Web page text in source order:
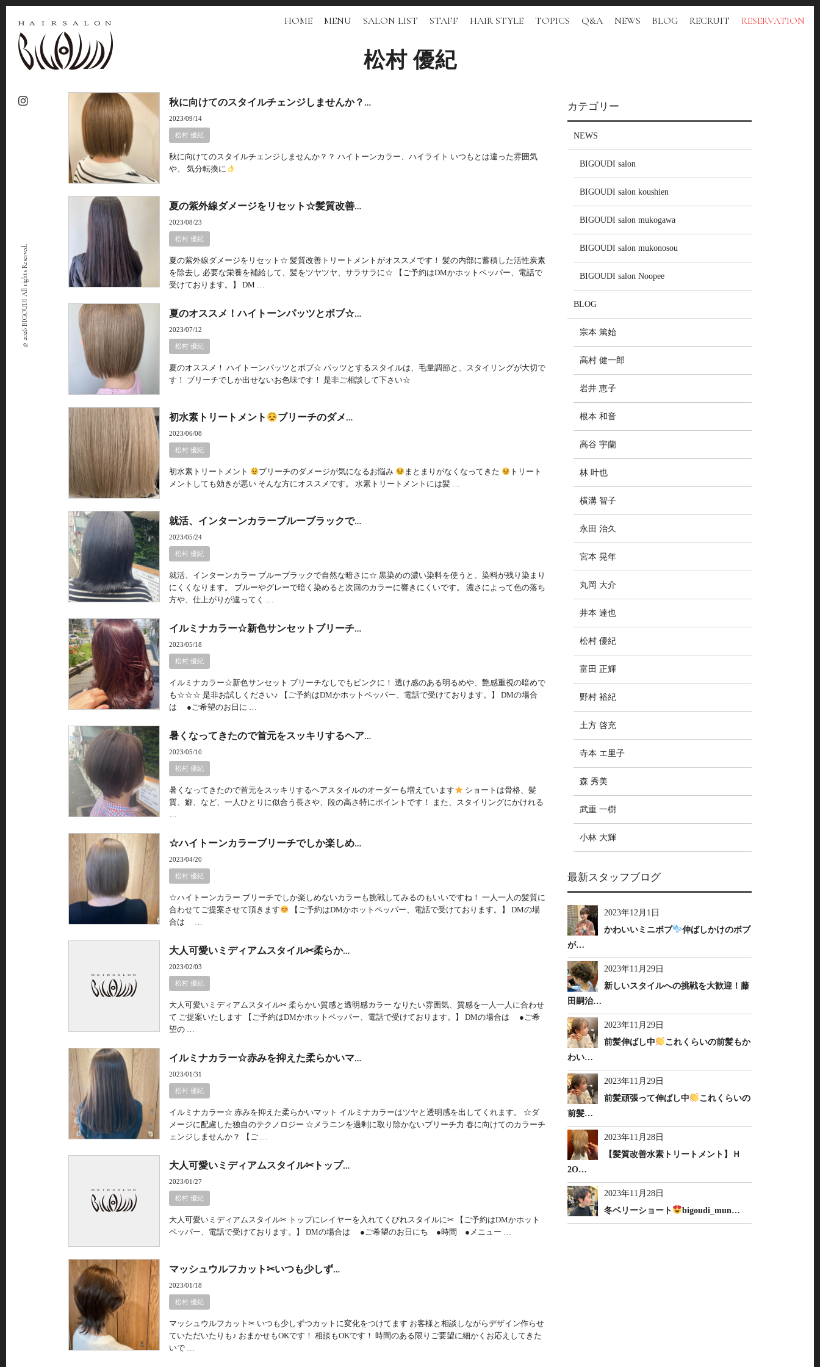
HOME MENU SALON LIST STAFF HAIR STYLE TOPICS Q&A NEWS BLOG RECRUIT RESERVATION
© 2026 BIGOUDI All rights Reserved.
松村 優紀
秋に向けてのスタイルチェンジしませんか？…
2023/09/14
松村 優紀
秋に向けてのスタイルチェンジしませんか？？ ハイトーンカラー、ハイライト いつもとは違った雰囲気
や、 気分転換に
夏の紫外線ダメージをリセット☆髪質改善…
2023/08/23
松村 優紀
夏の紫外線ダメージをリセット☆ 髪質改善トリートメントがオススメです！ 髪の内部に蓄積した活性炭素
を除去し 必要な栄養を補給して、髪をツヤツヤ、サラサラに☆ 【ご予約はDMかホットペッパー、電話で
受けております。】 DM …
夏のオススメ！ハイトーンパッツとボブ☆…
2023/07/12
松村 優紀
夏のオススメ！ ハイトーンパッツとボブ☆ パッツとするスタイルは、毛量調節と、スタイリングが大切で
す！ ブリーチでしか出せないお色味です！ 是非ご相談して下さい☆
初水素トリートメント ブリーチのダメ…
2023/06/08
松村 優紀
初水素トリートメント ブリーチのダメージが気になるお悩み まとまりがなくなってきた
トリート
メントしても効きが悪い そんな方にオススメです。 水素トリートメントには髪 …
就活、インターンカラーブルーブラックで…
2023/05/24
松村 優紀
就活、インターンカラー ブルーブラックで自然な暗さに☆ 黒染めの濃い染料を使うと、染料が残り染まり
にくくなります。 ブルーやグレーで暗く染めると次回のカラーに響きにくいです。 濃さによって色の落ち
方や、仕上がりが違ってく …
イルミナカラー☆新色サンセットブリーチ…
2023/05/18
松村 優紀
イルミナカラー☆新色サンセット ブリーチなしでもピンクに！ 透け感のある明るめや、艶感重視の暗めで
も☆☆☆ 是非お試しください♪ 【ご予約はDMかホットペッパー、電話で受けております。】 DMの場合
は ●ご希望のお日に …
暑くなってきたので首元をスッキリするヘア…
2023/05/10
松村 優紀
暑くなってきたので首元をスッキリするヘアスタイルのオーダーも増えています
ショートは骨格、髪
質、癖、など、一人ひとりに似合う長さや、段の高さ特にポイントです！ また、スタイリングにかけれる
…
☆ハイトーンカラーブリーチでしか楽しめ…
2023/04/20
松村 優紀
☆ハイトーンカラー ブリーチでしか楽しめないカラーも挑戦してみるのもいいですね！ 一人一人の髪質に
合わせてご提案させて頂きます
【ご予約はDMかホットペッパー、電話で受けております。】 DMの場
合は …
大人可愛いミディアムスタイル✂︎柔らか…
2023/02/03
松村 優紀
大人可愛いミディアムスタイル✂︎ 柔らかい質感と透明感カラー なりたい雰囲気、質感を一人一人に合わせ
て ご提案いたします 【ご予約はDMかホットペッパー、電話で受けております。】 DMの場合は ●ご希
望の …
イルミナカラー☆赤みを抑えた柔らかいマ…
2023/01/31
松村 優紀
イルミナカラー☆ 赤みを抑えた柔らかいマット イルミナカラーはツヤと透明感を出してくれます。 ☆ダ
メージに配慮した独自のテクノロジー ☆メラニンを過剰に取り除かないブリーチ力 春に向けてのカラーチ
ェンジしませんか？ 【ご …
大人可愛いミディアムスタイル✂︎トップ…
2023/01/27
松村 優紀
大人可愛いミディアムスタイル✂︎ トップにレイヤーを入れてくびれスタイルに✂︎ 【ご予約はDMかホット
ペッパー、電話で受けております。】 DMの場合は ●ご希望のお日にち ●時間 ●メニュー …
マッシュウルフカット✂︎いつも少しず…
2023/01/18
松村 優紀
マッシュウルフカット✂︎ いつも少しずつカットに変化をつけてます お客様と相談しながらデザイン作らせ
ていただいたりも♪ おまかせもOKです！ 相談もOKです！ 時間のある限りご要望に細かくお応えしてきた
いで …
カテゴリー
NEWS
BIGOUDI salon
BIGOUDI salon koushien
BIGOUDI salon mukogawa
BIGOUDI salon mukonosou
BIGOUDI salon Noopee
BLOG
宗本 篤始
高村 健一郎
岩井 恵子
根本 和音
高谷 宇蘭
林 叶也
横溝 智子
永田 治久
宮本 晃年
丸岡 大介
井本 達也
松村 優紀
富田 正輝
野村 裕紀
土方 啓充
寺本 エ里子
森 秀美
武重 一樹
小林 大輝
最新スタッフブログ
2023年12月1日
かわいいミニボブ
伸ばしかけのボブ
が…
2023年11月29日
新しいスタイルへの挑戦を大歓迎！藤
田嗣治…
2023年11月29日
前髪伸ばし中
これくらいの前髪もか
わい…
2023年11月29日
前髪頑張って伸ばし中
これくらいの
前髪…
2023年11月28日
【髪質改善水素トリートメント】Ｈ
2O…
2023年11月28日
冬ベリーショート
bigoudi_mun…